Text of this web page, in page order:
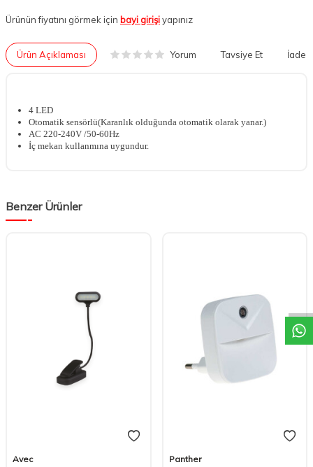
Ürünün fiyatını görmek için bayi girişiyapınız
Ürün Açıklaması Yorum Tavsiye Et İade
4 LED
Otomatik sensörlü(Karanlık olduğunda otomatik olarak yanar.)
AC 220-240V /50-60Hz
İç mekan kullanmına uygundur.
Benzer Ürünler
Avec
Panther